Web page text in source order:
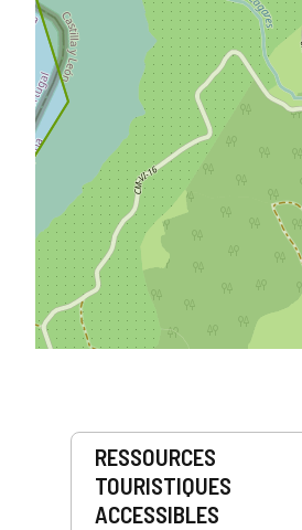
Prestations
RESSOURCES
TOURISTIQUES
ACCESSIBLES